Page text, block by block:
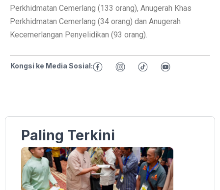
Perkhidmatan Cemerlang (133 orang), Anugerah Khas
Perkhidmatan Cemerlang (34 orang) dan Anugerah
Kecemerlangan Penyelidikan (93 orang).
Kongsi ke Media Sosial:
Paling Terkini